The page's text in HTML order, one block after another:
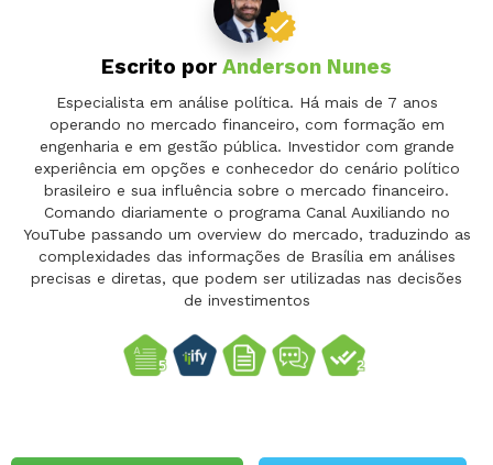
Escrito por Anderson Nunes
Especialista em análise política. Há mais de 7 anos
operando no mercado financeiro, com formação em
engenharia e em gestão pública. Investidor com grande
experiência em opções e conhecedor do cenário político
brasileiro e sua influência sobre o mercado financeiro.
Comando diariamente o programa Canal Auxiliando no
YouTube passando um overview do mercado, traduzindo as
complexidades das informações de Brasília em análises
precisas e diretas, que podem ser utilizadas nas decisões
de investimentos